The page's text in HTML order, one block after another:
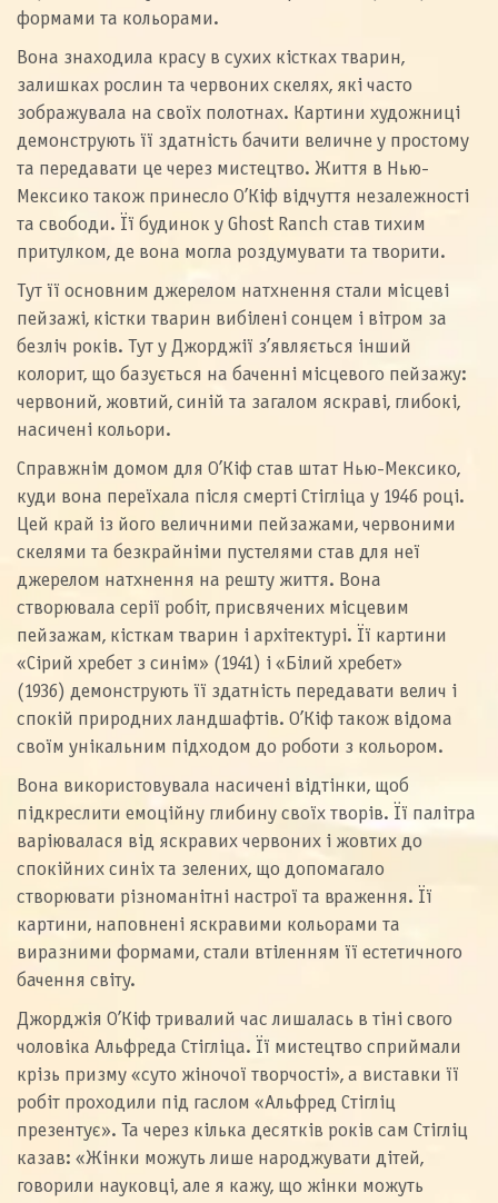
формами та кольорами.
Вона знаходила красу в сухих кістках тварин,
залишках рослин та червоних скелях, які часто
зображувала на своїх полотнах. Картини художниці
демонструють її здатність бачити величне у простому
та передавати це через мистецтво. Життя в Нью-
Мексико також принесло О’Кіф відчуття незалежності
та свободи. Її будинок у Ghost Ranch став тихим
притулком, де вона могла роздумувати та творити.
Тут її основним джерелом натхнення стали місцеві
пейзажі, кістки тварин вибілені сонцем і вітром за
безліч років. Тут у Джорджії з’являється інший
колорит, що базується на баченні місцевого пейзажу:
червоний, жовтий, синій та загалом яскраві, глибокі,
насичені кольори.
Справжнім домом для О’Кіф став штат Нью-Мексико,
куди вона переїхала після смерті Стігліца у 1946 році.
Цей край із його величними пейзажами, червоними
скелями та безкрайніми пустелями став для неї
джерелом натхнення на решту життя. Вона
створювала серії робіт, присвячених місцевим
пейзажам, кісткам тварин і архітектурі. Її картини
«Сірий хребет з синім» (1941) і «Білий хребет»
(1936) демонструють її здатність передавати велич і
спокій природних ландшафтів. О’Кіф також відома
своїм унікальним підходом до роботи з кольором.
Вона використовувала насичені відтінки, щоб
підкреслити емоційну глибину своїх творів. Її палітра
варіювалася від яскравих червоних і жовтих до
спокійних синіх та зелених, що допомагало
створювати різноманітні настрої та враження. Її
картини, наповнені яскравими кольорами та
виразними формами, стали втіленням її естетичного
бачення світу.
Джорджія О’Кіф тривалий час лишалась в тіні свого
чоловіка Альфреда Стігліца. Її мистецтво сприймали
крізь призму «суто жіночої творчості», а виставки її
робіт проходили під гаслом «Альфред Стігліц
презентує». Та через кілька десятків років сам Стігліц
казав: «Жінки можуть лише народжувати дітей,
говорили науковці, але я кажу, що жінки можуть